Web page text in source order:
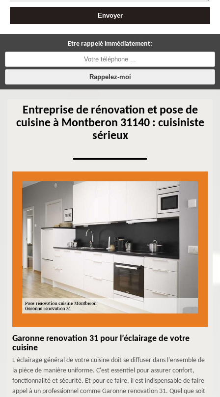
Etre rappelé immédiatement:
Entreprise de rénovation et pose de
cuisine à Montberon 31140 : cuisiniste
sérieux
Garonne renovation 31 pour l’éclairage de votre
cuisine
L'éclairage général de votre cuisine doit se diffuser dans l'ensemble de
la pièce de manière uniforme. C'est essentiel pour assurer confort,
fonctionnalité et sécurité. Et pour ce faire, il est indispensable de faire
appel à un professionnel comme Garonne renovation 31. Quel que soit